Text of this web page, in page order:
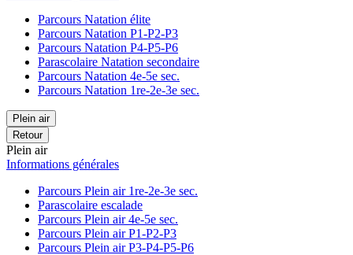
Parcours Natation élite
Parcours Natation P1-P2-P3
Parcours Natation P4-P5-P6
Parascolaire Natation secondaire
Parcours Natation 4e-5e sec.
Parcours Natation 1re-2e-3e sec.
Plein air
Retour
Plein air
Informations générales
Parcours Plein air 1re-2e-3e sec.
Parascolaire escalade
Parcours Plein air 4e-5e sec.
Parcours Plein air P1-P2-P3
Parcours Plein air P3-P4-P5-P6